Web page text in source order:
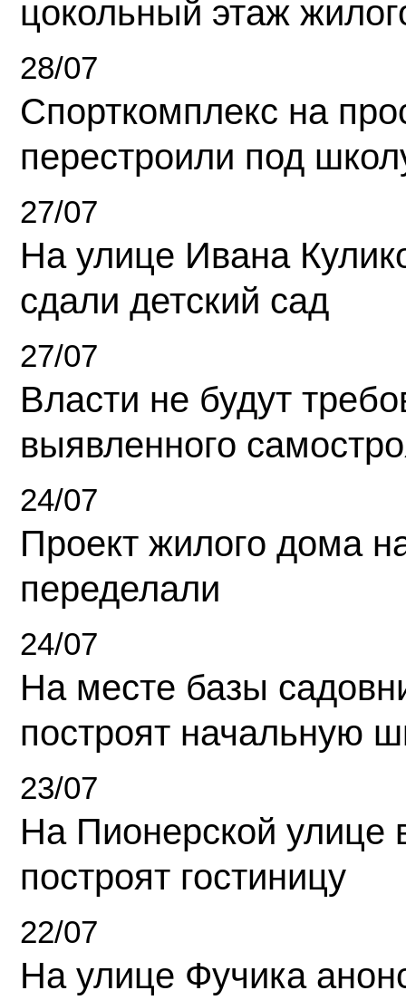
цокольный этаж
28/07
Спорткомплекс на
перестроили под
27/07
На улице Ивана
сдали детский сад
27/07
Власти не будут
выявленного
24/07
Проект жилого дома
переделали
24/07
На месте базы
построят начальную
23/07
На Пионерской улице
построят гостиницу
22/07
На улице Фучика